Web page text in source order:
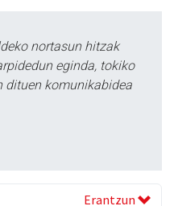
nortasun hitzak
eginda, tokiko
dituen komunikabidea
Erantzun